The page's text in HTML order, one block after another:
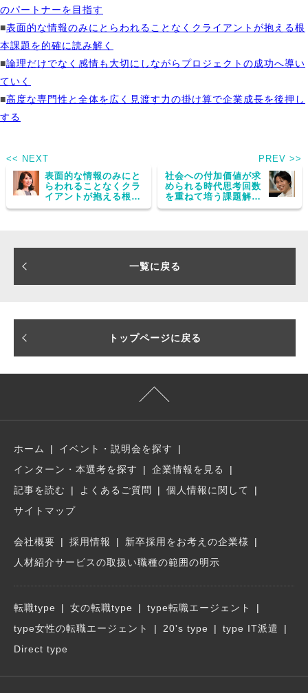
のパートナーを目指す
■表面的な情報のみにとらわれることなくクライアントが抱える根
本課題を的確に読み解く
■論理だけでなく感情も大切にしながらプロジェクトの成功へ導い
ていく
■高度な専門性と全体を広く見渡す力の掛け算で企業成長を後押し
する
<< NEXT
表面的な情報のみにと
らわれることなくクラ
イアントが抱える根本
課題を的確に読み解く
PREV >>
社会への付加価値が求
められる時代思考回数
を重ねて培う課題解決
力が強みに
一覧に戻る
トップページに戻る
ホーム
イベント・説明会を探す
インターン・本選考を探す
企業情報を見る
記事を読む
よくあるご質問
個人情報に関して
サイトマップ
会社概要 採用情報
新卒採用をお考えの企業様
人材紹介サービスの取扱い職種の範囲の明示
転職type 女の転職type
type転職エージェント
type女性の転職エージェント
20's type
type IT派遣
Direct type